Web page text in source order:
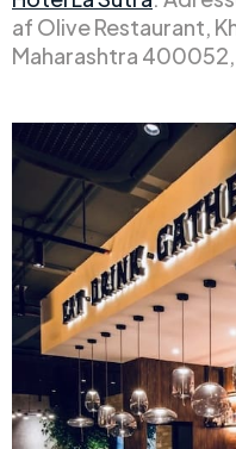
af Olive Restaurant,
Maharashtra 400052,